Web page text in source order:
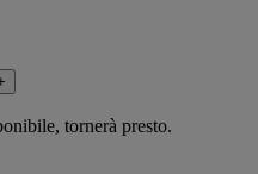
tornerà presto.